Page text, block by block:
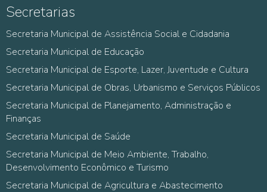
Secretarias
Secretaria Municipal de Assistência Social e Cidadania
Secretaria Municipal de Educação
Secretaria Municipal de Esporte, Lazer, Juventude e Cultura
Secretaria Municipal de Obras, Urbanismo e Serviços Públicos
Secretaria Municipal de Planejamento, Administração e
Finanças
Secretaria Municipal de Saúde
Secretaria Municipal de Meio Ambiente, Trabalho,
Desenvolvimento Econômico e Turismo
Secretaria Municipal de Agricultura e Abastecimento